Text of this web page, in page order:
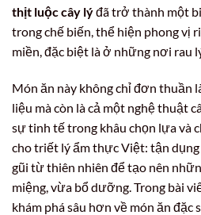
thịt luộc cây lýđã trở thành một
trong chế biến, thể hiện phong vị
miền, đặc biệt là ở những nơi
Món ăn này không chỉ đơn thuần
liệu mà còn là cả một nghệ thuật
sự tinh tế trong khâu chọn lựa và
cho triết lý ẩm thực Việt: tận
gũi từ thiên nhiên để tạo nên
miệng, vừa bổ dưỡng. Trong bài
khám phá sâu hơn về món ăn đặc